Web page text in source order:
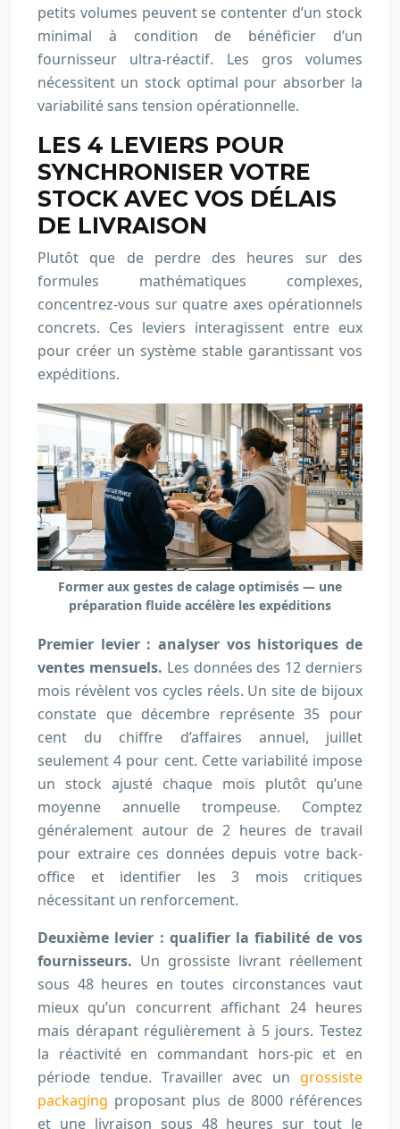
petits volumes peuvent se contenter d’un stock
minimal à condition de bénéficier d’un
fournisseur ultra-réactif. Les gros volumes
nécessitent un stock optimal pour absorber la
variabilité sans tension opérationnelle.
LES 4 LEVIERS POUR
SYNCHRONISER VOTRE
STOCK AVEC VOS DÉLAIS
DE LIVRAISON
Plutôt que de perdre des heures sur des
formules mathématiques complexes,
concentrez-vous sur quatre axes opérationnels
concrets. Ces leviers interagissent entre eux
pour créer un système stable garantissant vos
expéditions.
Former aux gestes de calage optimisés — une
préparation fluide accélère les expéditions
Premier levier : analyser vos historiques de
ventes mensuels. Les données des 12 derniers
mois révèlent vos cycles réels. Un site de bijoux
constate que décembre représente 35 pour
cent du chiffre d’affaires annuel, juillet
seulement 4 pour cent. Cette variabilité impose
un stock ajusté chaque mois plutôt qu’une
moyenne annuelle trompeuse. Comptez
généralement autour de 2 heures de travail
pour extraire ces données depuis votre back-
office et identifier les 3 mois critiques
nécessitant un renforcement.
Deuxième levier : qualifier la fiabilité de vos
fournisseurs. Un grossiste livrant réellement
sous 48 heures en toutes circonstances vaut
mieux qu’un concurrent affichant 24 heures
mais dérapant régulièrement à 5 jours. Testez
la réactivité en commandant hors-pic et en
période tendue. Travailler avec un grossiste
packaging proposant plus de 8000 références
et une livraison sous 48 heures sur tout le